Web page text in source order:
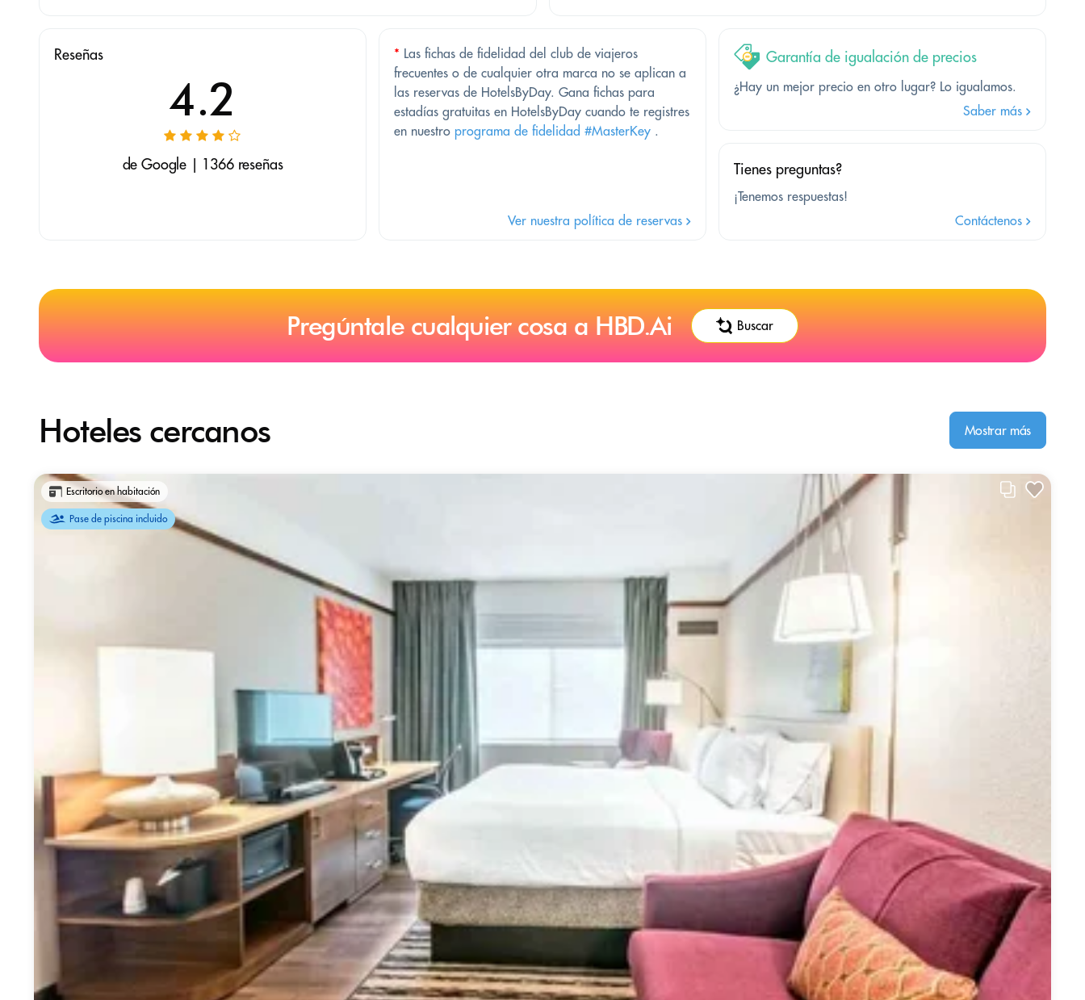
Reseñas
4.2
de Google | 1366 reseñas
* Las fichas de fidelidad del club de viajeros
frecuentes o de cualquier otra marca no se aplican a
las reservas de HotelsByDay. Gana fichas para
estadías gratuitas en HotelsByDay cuando te registres
en nuestro programa de fidelidad #MasterKey .
Ver nuestra política de reservas
Garantía de igualación de precios
¿Hay un mejor precio en otro lugar? Lo igualamos.
Saber más
Tienes preguntas?
¡Tenemos respuestas!
Contáctenos
Pregúntale cualquier cosa a HBD.Ai Buscar
Hoteles cercanos Mostrar más
Escritorio en habitación
Pase de piscina incluido